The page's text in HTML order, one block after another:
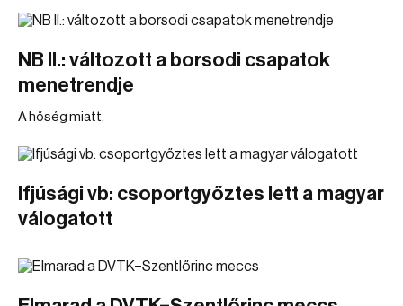
NB II.: változott a borsodi csapatok
menetrendje
A hőség miatt.
Ifjúsági vb: csoportgyőztes lett a magyar
válogatott